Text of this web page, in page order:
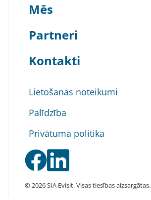
Mēs
Partneri
Kontakti
Lietošanas noteikumi
Palīdzība
Privātuma politika
© 2026 SIA Evisit. Visas tiesības aizsargātas.